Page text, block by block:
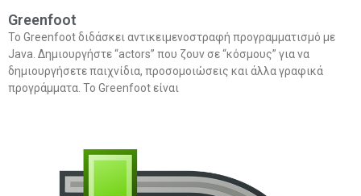
Greenfoot
Το Greenfoot διδάσκει αντικειμενοστραφή προγραμματισμό με
Java. Δημιουργήστε “actors” που ζουν σε “κόσμους” για να
δημιουργήσετε παιχνίδια, προσομοιώσεις και άλλα γραφικά
προγράμματα. Το Greenfoot είναι